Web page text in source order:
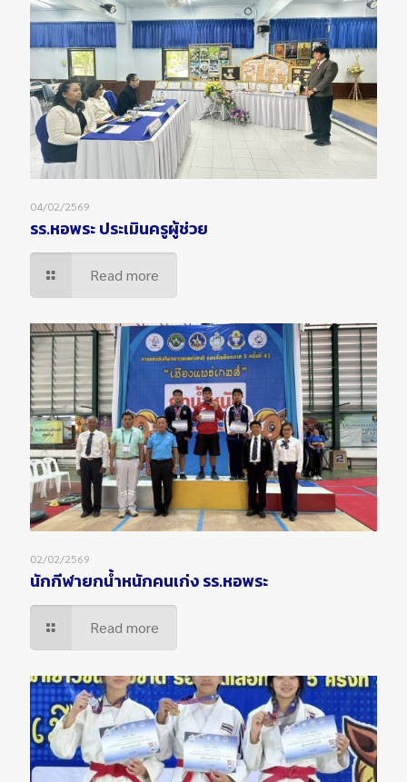
04/02/2569
รร.หอพระ ประเมินครูผู้ช่วย
Read more
02/02/2569
นักกีฬายกน้ำหนักคนเก่ง รร.หอพระ
Read more